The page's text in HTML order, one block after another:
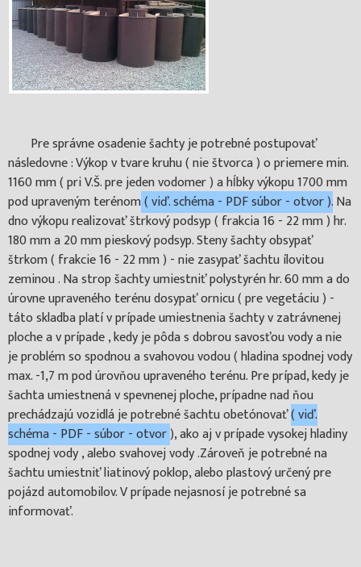
Pre správne osadenie šachty je potrebné postupovať
následovne : Výkop v tvare kruhu ( nie štvorca ) o priemere min.
1160 mm ( pri V.Š. pre jeden vodomer ) a hĺbky výkopu 1700 mm
pod upraveným terénom( viď. schéma - PDF súbor - otvor ).Na
dno výkopu realizovať štrkový podsyp ( frakcia 16 - 22 mm ) hr.
180 mm a 20 mm pieskový podsyp. Steny šachty obsypať
štrkom ( frakcie 16 - 22 mm ) - nie zasypať šachtu ílovitou
zeminou . Na strop šachty umiestniť polystyrén hr. 60 mm a do
úrovne upraveného terénu dosypať ornicu ( pre vegetáciu ) -
táto skladba platí v prípade umiestnenia šachty v zatrávnenej
ploche a v prípade , kedy je pôda s dobrou savosťou vody a nie
je problém so spodnou a svahovou vodou ( hladina spodnej vody
max. -1,7 m pod úrovňou upraveného terénu. Pre prípad, kedy je
šachta umiestnená v spevnenej ploche, prípadne nad ňou
prechádzajú vozidlá je potrebné šachtu obetónovať( viď.
schéma - PDF - súbor - otvor), ako aj v prípade vysokej hladiny
spodnej vody , alebo svahovej vody .Zároveň je potrebné na
šachtu umiestniť liatinový poklop, alebo plastový určený pre
pojázd automobilov. V prípade nejasnosí je potrebné sa
informovať.